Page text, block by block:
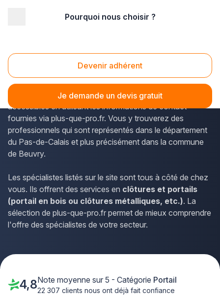
Pourquoi nous choisir ?
Devenir adhérent
Je demande un devis gratuit
Portail Beuvry (62660)
Les informations concernant les prestations des poseurs
de clôtures et portails en Nord-Pas-de-Calais sont
accessibles en utilisant les informations de contact
fournies via plus-que-pro.fr. Vous y trouverez des
professionnels qui sont représentés dans le département
du Pas-de-Calais et plus précisément dans la commune
de Beuvry.
Les spécialistes listés sur le site sont tous à côté de chez
vous. Ils offrent des services en clôtures et portails
(portail en bois ou clôtures métalliques, etc.). La
sélection de plus-que-pro.fr permet de mieux comprendre
l'offre des spécialistes de votre secteur.
4,8Note moyenne sur 5 - Catégorie Portail
22 307 clients nous ont déjà fait confiance